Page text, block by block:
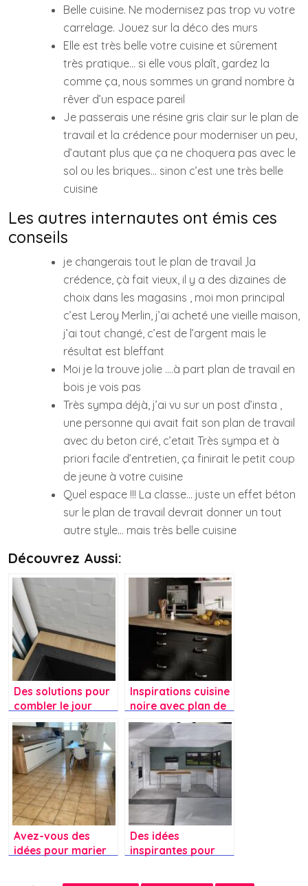
Belle cuisine. Ne modernisez pas trop vu votre
carrelage. Jouez sur la déco des murs
Elle est très belle votre cuisine et sûrement
très pratique… si elle vous plaît, gardez la
comme ça, nous sommes un grand nombre à
rêver d’un espace pareil
Je passerais une résine gris clair sur le plan de
travail et la crédence pour moderniser un peu,
d’autant plus que ça ne choquera pas avec le
sol ou les briques… sinon c’est une très belle
cuisine
Les autres internautes ont émis ces
conseils
je changerais tout le plan de travail ,la
crédence, çà fait vieux, il y a des dizaines de
choix dans les magasins , moi mon principal
c’est Leroy Merlin, j’ai acheté une vieille maison,
j’ai tout changé, c’est de l’argent mais le
résultat est bleffant
Moi je la trouve jolie ….à part plan de travail en
bois je vois pas
Très sympa déjà, j’ai vu sur un post d’insta ,
une personne qui avait fait son plan de travail
avec du beton ciré, c’etait Très sympa et à
priori facile d’entretien, ça finirait le petit coup
de jeune à votre cuisine
Quel espace !!! La classe… juste un effet béton
sur le plan de travail devrait donner un tout
autre style… mais très belle cuisine
Découvrez Aussi:
Des solutions pour
combler le jour
entre le mur et le
plan de travail ?
Inspirations cuisine
noire avec plan de
travail en bois ?
Avez-vous des
idées pour marier
Des idées
inspirantes pour